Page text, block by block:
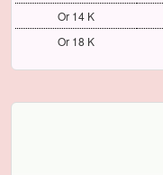
Or 14 K
Or 18 K